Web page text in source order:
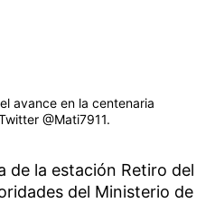
avance en la centenaria
@Mati7911.
de la estación Retiro del
del Ministerio de